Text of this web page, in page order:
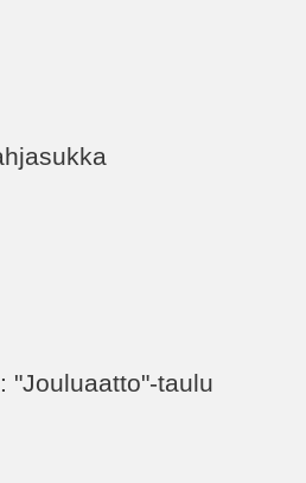
"Jouluaatto"-taulu